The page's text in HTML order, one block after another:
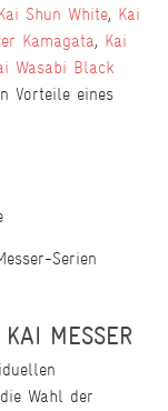
Shun White, Kai
Kamagata, Kai
Wasabi Black
Vorteile eines
Serien
MESSER
Wahl der